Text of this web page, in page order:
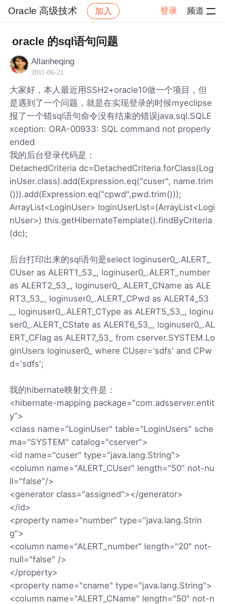
Oracle 高级技术 加入 登录 频道
Oracle 高级技术
oracle 的sql语句问题
Allanheqing
2011-06-21
大家好，本人最近用SSH2+oracle10做一个项目，但
是遇到了一个问题，就是在实现登录的时候myeclipse
报了一个错sql语句命令没有结束的错误java.sql.SQLE
xception: ORA-00933: SQL command not properly
ended
我的后台登录代码是：
DetachedCriteria dc=DetachedCriteria.forClass(Log
inUser.class).add(Expression.eq("cuser", name.trim
())).add(Expression.eq("cpwd",pwd.trim()));
ArrayList<LoginUser> loginUserList=(ArrayList<Logi
nUser>) this.getHibernateTemplate().findByCriteria
(dc);
后台打印出来的sql语句是select loginuser0_.ALERT_
CUser as ALERT1_53_, loginuser0_.ALERT_number
as ALERT2_53_, loginuser0_.ALERT_CName as ALE
RT3_53_, loginuser0_.ALERT_CPwd as ALERT4_53
_, loginuser0_.ALERT_CType as ALERT5_53_, loginu
ser0_.ALERT_CState as ALERT6_53_, loginuser0_.AL
ERT_CFlag as ALERT7_53_ from cserver.SYSTEM.Lo
ginUsers loginuser0_ where CUser='sdfs' and CPw
d='sdfs';
我的hibernate映射文件是：
<hibernate-mapping package="com.adsserver.entit
y">
<class name="LoginUser" table="LoginUsers" sche
ma="SYSTEM" catalog="cserver">
<id name="cuser" type="java.lang.String">
<column name="ALERT_CUser" length="50" not-nu
ll="false"/>
<generator class="assigned"></generator>
</id>
<property name="number" type="java.lang.Strin
g">
<column name="ALERT_number" length="20" not-
null="false" />
</property>
<property name="cname" type="java.lang.String">
<column name="ALERT_CName" length="50" not-n